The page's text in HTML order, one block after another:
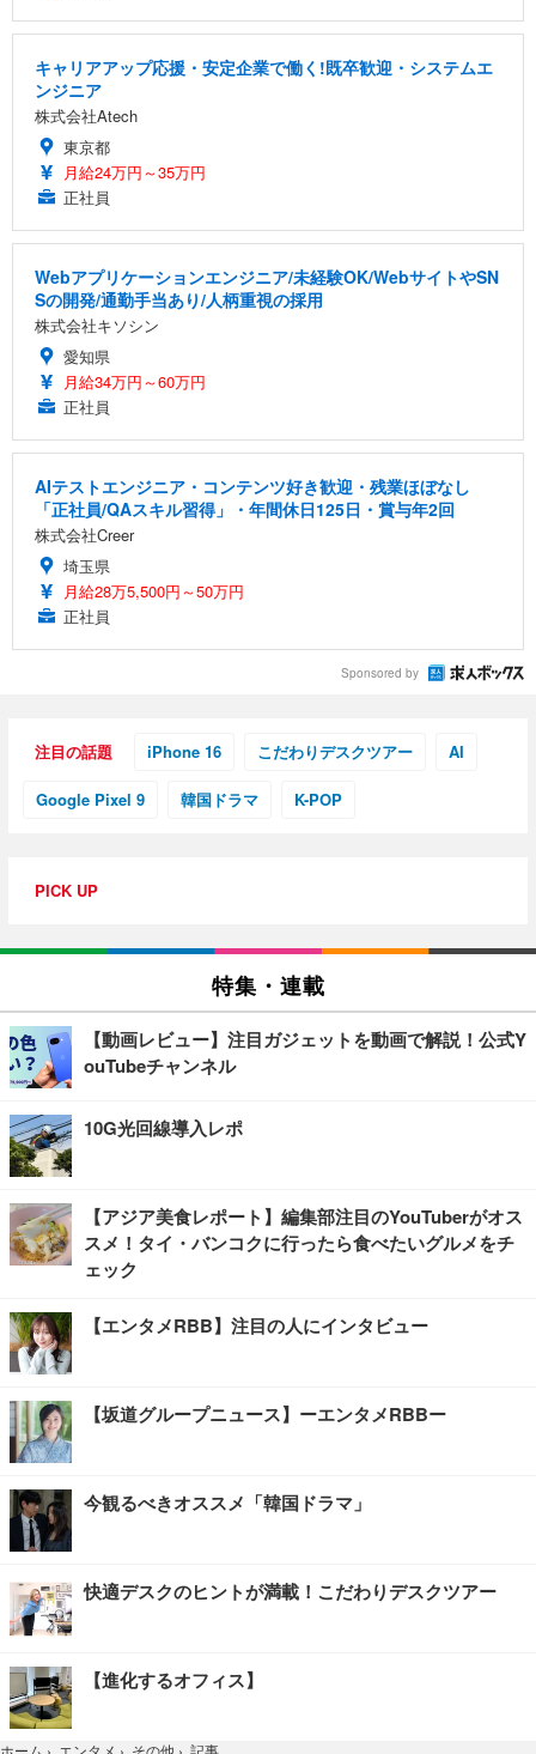
キャリアアップ応援・安定企業で働く!既卒歓迎・システムエ
ンジニア
株式会社Atech
東京都
月給24万円～35万円
正社員
Webアプリケーションエンジニア/未経験OK/WebサイトやSN
Sの開発/通勤手当あり/人柄重視の採用
株式会社キソシン
愛知県
月給34万円～60万円
正社員
AIテストエンジニア・コンテンツ好き歓迎・残業ほぼなし
「正社員/QAスキル習得」・年間休日125日・賞与年2回
株式会社Creer
埼玉県
月給28万5,500円～50万円
正社員
Sponsored by
注目の話題 iPhone 16 こだわりデスクツアー AI
Google Pixel 9 韓国ドラマ K-POP
PICK UP
特集・連載
【動画レビュー】注目ガジェットを動画で解説！公式Y
ouTubeチャンネル
10G光回線導入レポ
【アジア美食レポート】編集部注目のYouTuberがオス
スメ！タイ・バンコクに行ったら食べたいグルメをチ
ェック
【エンタメRBB】注目の人にインタビュー
【坂道グループニュース】ーエンタメRBBー
今観るべきオススメ「韓国ドラマ」
快適デスクのヒントが満載！こだわりデスクツアー
【進化するオフィス】
ホーム › エンタメ › その他 › 記事